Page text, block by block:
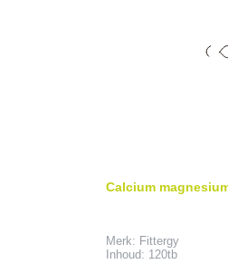
Calcium
Merk: Fittergy
Inhoud: 120tb